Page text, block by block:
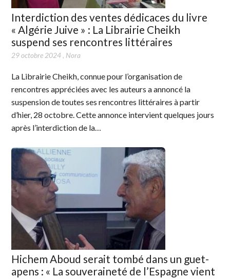
Interdiction des ventes dédicaces du livre
« Algérie Juive » : La Librairie Cheikh
suspend ses rencontres littéraires
29 octobre 2024, Nora
La Librairie Cheikh, connue pour l’organisation de
rencontres appréciées avec les auteurs a annoncé la
suspension de toutes ses rencontres littéraires à partir
d’hier, 28 octobre. Cette annonce intervient quelques jours
après l’interdiction de la…
Hichem Aboud serait tombé dans un guet-
apens : « La souveraineté de l’Espagne vient